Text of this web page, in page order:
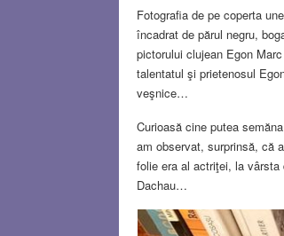
Fotografia de pe coperta
încadrat de părul negru,
pictorului clujean Egon
talentatul şi prietenosul
veşnice…
Curioasă cine putea
am observat, surprinsă, că
folie era al actriţei, la
Dachau…